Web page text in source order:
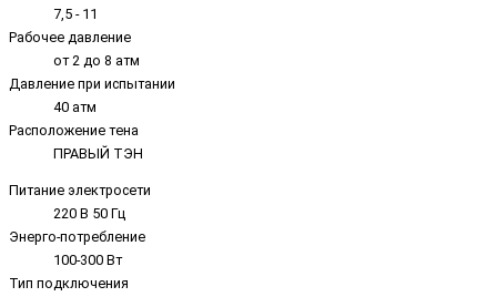
7,5 - 11
Рабочее давление
от 2 до 8 атм
Давление при испытании
40 атм
Расположение тена
ПРАВЫЙ ТЭН
Питание электросети
220 В 50 Гц
Энерго-потребление
100-300 Вт
Тип подключения